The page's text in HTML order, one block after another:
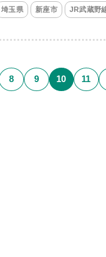
埼玉県 新座市 JR武蔵野
8 9 10 11